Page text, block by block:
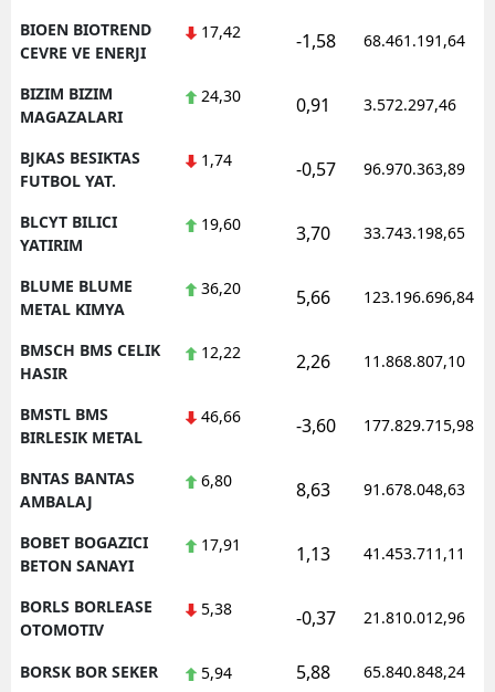
BIOEN BIOTREND
CEVRE VE ENERJI
17,42 -1,58 68.461.191,64
BIZIM BIZIM
MAGAZALARI
24,30 0,91 3.572.297,46
BJKAS BESIKTAS
FUTBOL YAT.
1,74 -0,57 96.970.363,89
BLCYT BILICI
YATIRIM
19,60 3,70 33.743.198,65
BLUME BLUME
METAL KIMYA
36,20 5,66 123.196.696,84
BMSCH BMS CELIK
HASIR
12,22 2,26 11.868.807,10
BMSTL BMS
BIRLESIK METAL
46,66 -3,60 177.829.715,98
BNTAS BANTAS
AMBALAJ
6,80 8,63 91.678.048,63
BOBET BOGAZICI
BETON SANAYI
17,91 1,13 41.453.711,11
BORLS BORLEASE
OTOMOTIV
5,38 -0,37 21.810.012,96
BORSK BOR SEKER 5,94 5,88 65.840.848,24